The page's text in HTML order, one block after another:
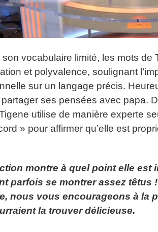
son vocabulaire limité, les mots de
et polyvalence, soulignant
sur un langage précis.
ses pensées avec papa.
utilise de manière experte
» pour affirmer qu’elle est
montre à quel point elle est
parfois se montrer assez têtus !
nous vous encourageons à la
la trouver délicieuse.